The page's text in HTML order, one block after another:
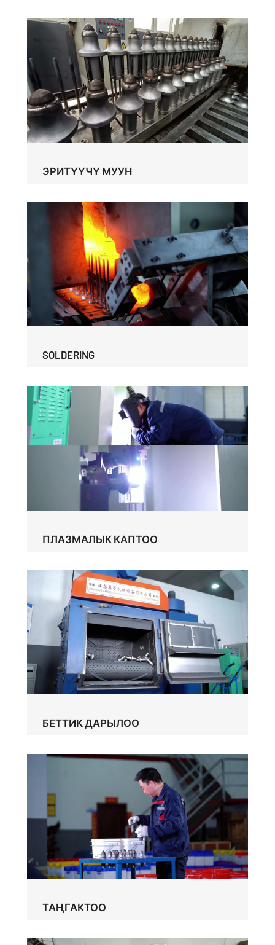
ЭРИТҮҮЧҮ МУУН
SOLDERING
ПЛАЗМАЛЫК КАПТОО
БЕТТИК ДАРЫЛОО
ТАҢГАКТОО